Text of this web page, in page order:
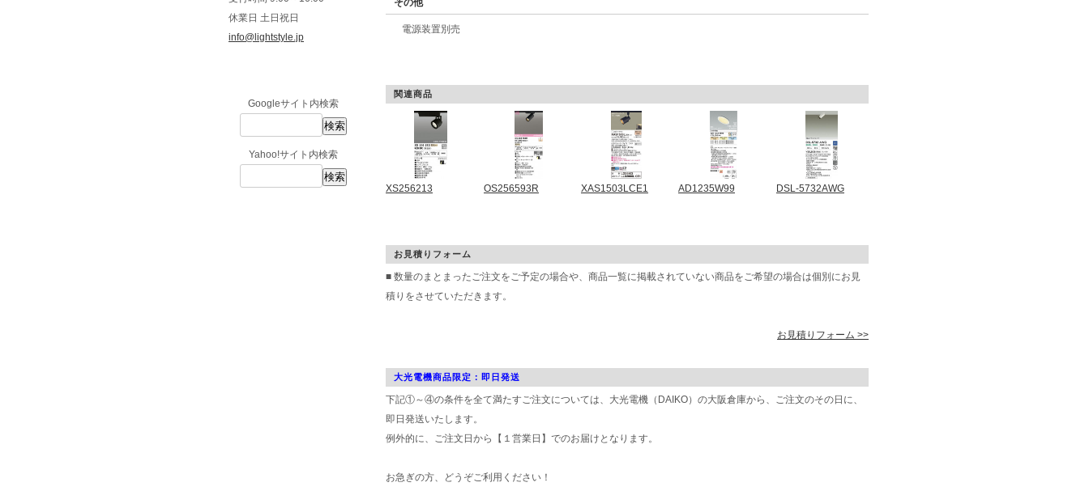
休業日 土日祝日
info@lightstyle.jp
Googleサイト内検索
Yahoo!サイト内検索
電源装置別売
関連商品
XS256213 OS256593R XAS1503LCE1 AD1235W99 DSL-5732AWG
お見積りフォーム
■ 数量のまとまったご注文をご予定の場合や、商品一覧に掲載されていない商品をご希望の場合は個別にお見
積りをさせていただきます。
お見積りフォーム >>
大光電機商品限定：即日発送
下記①～④の条件を全て満たすご注文については、大光電機（DAIKO）の大阪倉庫から、ご注文のその日に、
即日発送いたします。
例外的に、ご注文日から【１営業日】でのお届けとなります。
お急ぎの方、どうぞご利用ください！